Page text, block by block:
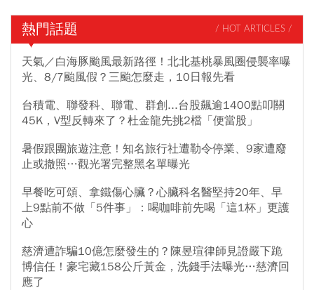
years, the Taichung City Government has devoted sustained effort
to this demanding yet largely invisible work. Through its Household
Sewer Connection Expansion Program, the city has continued
strengthening underground infrastructure so that cleaner rivers and
熱門話題 / HOT ARTICLES /
天氣／白海豚颱風最新路徑！北北基桃暴風圈侵襲率曝
光、8/7颱風假？三颱怎麼走，10日報先看
台積電、聯發科、聯電、群創...台股飆逾1400點叩關
45K，V型反轉來了？杜金龍先挑2檔「便當股」
暑假跟團旅遊注意！知名旅行社遭勒令停業、9家遭廢
止或撤照…觀光署完整黑名單曝光
早餐吃可頌、拿鐵傷心臟？心臟科名醫堅持20年、早
上9點前不做「5件事」：喝咖啡前先喝「這1杯」更護
心
慈濟遭詐騙10億怎麼發生的？陳昱瑄律師見證嚴下跪
博信任！豪宅藏158公斤黃金，洗錢手法曝光…慈濟回
應了